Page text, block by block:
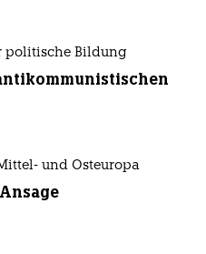
politische Bildung
und Osteuropa